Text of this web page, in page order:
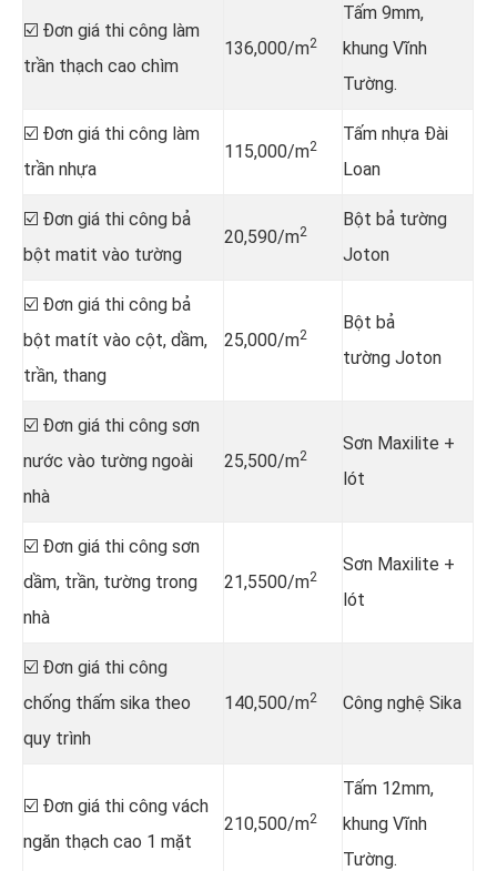
☑️ Đơn giá thi công làm
trần thạch cao chìm
136,000/m2
Tấm 9mm,
khung Vĩnh
Tường.
☑️ Đơn giá thi công làm
trần nhựa
115,000/m2
Tấm nhựa Đài
Loan
☑️ Đơn giá thi công bả
bột matit vào tường
20,590/m2
Bột bả tường
Joton
☑️ Đơn giá thi công bả
bột matít vào cột, dầm,
trần, thang
25,000/m2
Bột bả
tường Joton
☑️ Đơn giá thi công sơn
nước vào tường ngoài
nhà
25,500/m2
Sơn Maxilite +
lót
☑️ Đơn giá thi công sơn
dầm, trần, tường trong
nhà
21,5500/m2
Sơn Maxilite +
lót
☑️ Đơn giá thi công
chống thấm sika theo
quy trình
140,500/m2 Công nghệ Sika
☑️ Đơn giá thi công vách
ngăn thạch cao 1 mặt
210,500/m2
Tấm 12mm,
khung Vĩnh
Tường.